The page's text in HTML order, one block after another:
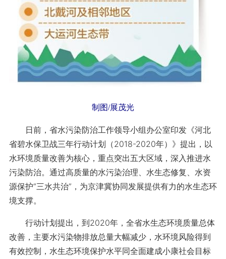
制图/展茂光
日前，省水污染防治工作领导小组办公室印发《河北
省碧水保卫战三年行动计划（2018-2020年）》提出，以
水环境质量改善为核心，重点突出五大区域，深入推进水
污染防治。通过高质量的水污染治理、水生态修复、水资
源保护“三水共治”，为京津冀协同发展提供有力的水生态环
境支撑。
行动计划提出，到2020年，全省水生态环境质量总体
改善，主要水污染物排放总量大幅减少，水环境风险得到
有效控制，水生态环境保护水平同全面建成小康社会目标